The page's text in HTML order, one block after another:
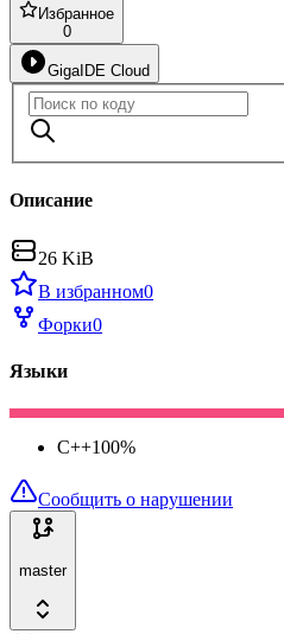
Избранное
0
GigaIDE Cloud
Описание
26 KiB
В избранном0
Форки0
Языки
C++100%
Сообщить о нарушении
master